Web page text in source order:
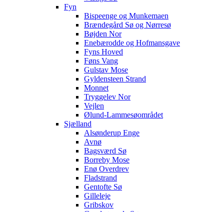
Fyn
Bispeenge og Munkemaen
Brændegård Sø og Nørresø
Bøjden Nor
Enebærodde og Hofmansgave
Fyns Hoved
Føns Vang
Gulstav Mose
Gyldensteen Strand
Monnet
Tryggelev Nor
Vejlen
Ølund-Lammesøområdet
Sjælland
Alsønderup Enge
Avnø
Bagsværd Sø
Borreby Mose
Enø Overdrev
Fladstrand
Gentofte Sø
Gilleleje
Gribskov